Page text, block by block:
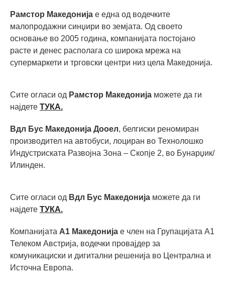
Рамстор Македонија е една од водечките
малопродажни синџири во земјата. Од своето
основање во 2005 година, компанијата постојано
расте и денес располага со широка мрежа на
супермаркети и трговски центри низ цела Македонија.
Сите огласи од Рамстор Македонија можете да ги
најдете ТУКА.
Вдл Бус Македонија Дооел, белгиски реномиран
производител на автобуси, лоциран во Технолошко
Индустриската Развојна Зона – Скопје 2, во Бунарџик/
Илинден.
Сите огласи од Вдл Бус Македонија можете да ги
најдете ТУКА.
Компанијата А1 Македонија е член на Групацијата А1
Телеком Австрија, водечки провајдер за
комуникациски и дигитални решенија во Централна и
Источна Европа.